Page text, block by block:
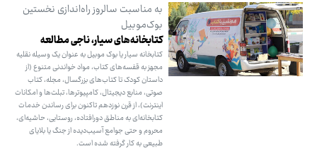
به مناسبت سالروز راه‌اندازی نخستین
بوک‌موبیل
کتابخانه‌های سیار، ناجی مطالعه
کتابخانه سیار یا بوک موبیل به عنوان یک وسیله نقلیه
مجهز به قفسه‌های کتاب، مواد خواندنی متنوع (از
داستان کودک تا کتاب‌های بزرگسال، مجله، کتاب
صوتی، منابع دیجیتال، کامپیوترها، تبلت‌ها و امکانات
اینترنت)، از قرن نوزدهم تاکنون برای رساندن خدمات
کتابخانه‌ای به مناطق دورافتاده، روستایی، حاشیه‌ای،
محروم و حتی جوامع آسیب‌دیده از جنگ یا بلایای
طبیعی به کار گرفته شده است.